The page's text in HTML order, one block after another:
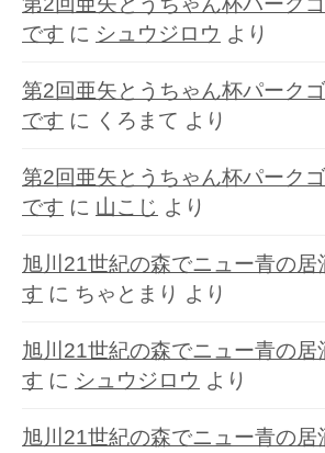
です に シュウジロウ より
第2回亜矢とうちゃん杯パーク
です に くろまて より
第2回亜矢とうちゃん杯パーク
です に 山こじ より
旭川21世紀の森でニュー青の居
す に ちゃとまり より
旭川21世紀の森でニュー青の居
す に シュウジロウ より
旭川21世紀の森でニュー青の居